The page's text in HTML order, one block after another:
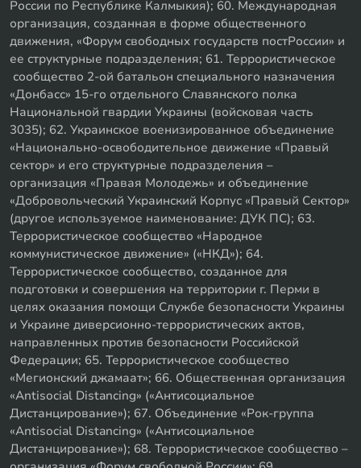
России по Республике Калмыкия); 60. Международная
организация, созданная в форме общественного
движения, «Форум свободных государств постРоссии» и
ее структурные подразделения; 61. Террористическое
сообщество 2-ой батальон специального назначения
«Донбасс» 15-го отдельного Славянского полка
Национальной гвардии Украины (войсковая часть
3035); 62. Украинское военизированное объединение
«Национально-освободительное движение «Правый
сектор» и его структурные подразделения –
организация «Правая Молодежь» и объединение
«Добровольческий Украинский Корпус «Правый Сектор»
(другое используемое наименование: ДУК ПС); 63.
Террористическое сообщество «Народное
коммунистическое движение» («НКД»); 64.
Террористическое сообщество, созданное для
подготовки и совершения на территории г. Перми в
целях оказания помощи Службе безопасности Украины
и Украине диверсионно-террористических актов,
направленных против безопасности Российской
Федерации; 65. Террористическое сообщество
«Мегионский джамаат»; 66. Общественная организация
«Antisocial Distancing» («Антисоциальное
Дистанцирование»); 67. Объединение «Рок-группа
«Antisocial Distancing» («Антисоциальное
Дистанцирование»); 68. Террористическое сообщество –